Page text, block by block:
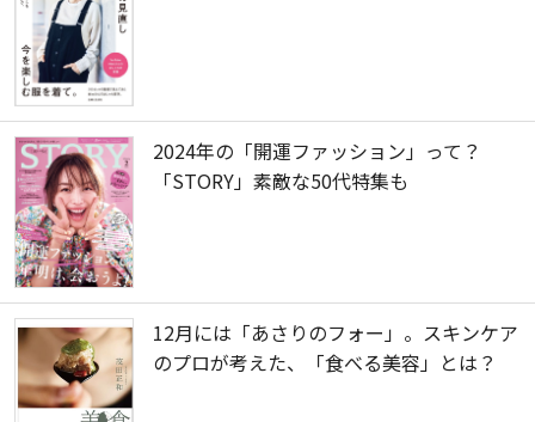
2024年の「開運ファッション」って？
「STORY」素敵な50代特集も
12月には「あさりのフォー」。スキンケア
のプロが考えた、「食べる美容」とは？